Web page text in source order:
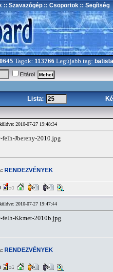
:: Szavazógép :: Csoportok :: Segítség
Tagok: 113766 Legújabb tag: batista
Eltárol
Lista:
2010-07-27 19:48:34
RENDEZVÉNYEK
2010-07-27 19:47:44
RENDEZVÉNYEK